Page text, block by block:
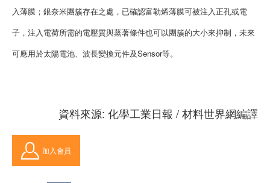
入薄膜；銀奈米團簇存在之處，已確認富勒烯薄膜可被注入正孔或電
子，注入電荷所需的電壓質與蒸著條件也可以團簇的大小來抑制，未來
可應用於太陽電池、波長變換元件及Sensor等。
資料來源: 化學工業日報 / 材料世界網編譯
加入會員